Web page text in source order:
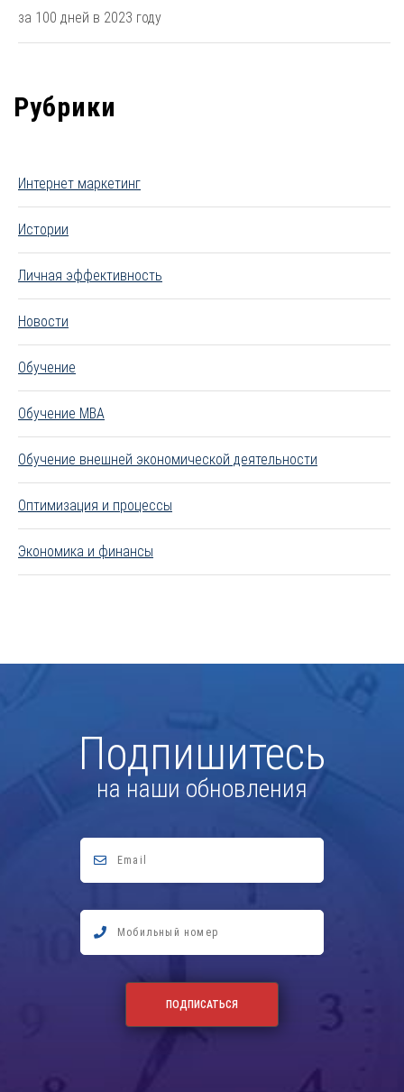
за 100 дней в 2023 году
Рубрики
Интернет маркетинг
Истории
Личная эффективность
Новости
Обучение
Обучение MBA
Обучение внешней экономической деятельности
Оптимизация и процессы
Экономика и финансы
Подпишитесь
на наши обновления